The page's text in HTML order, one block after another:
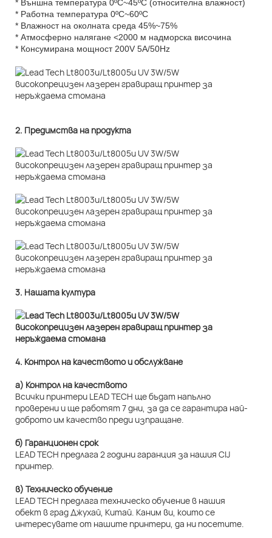
* Външна температура 0ºC~45ºC (относителна влажност)
* Работна температура 0ºC~60ºC
* Влажност на околната среда 45%~75%
* Атмосферно налягане <2000 м надморска височина
* Консумирана мощност 200V 5A/50Hz
2. Предимства на продукта
3. Нашата култура
4. Контрол на качеството и обслужване
а) Контрол на качеството
Всички принтери LEAD TECH ще бъдат напълно
проверени и ще работят 7 дни, за да се гарантира най-
доброто им качество преди изпращане.
б) Гаранционен срок
LEAD TECH предлага 2 години гаранция за нашия CIJ
принтер.
в) Техническо обучение
LEAD TECH предлага техническо обучение в нашия
обект в град Джухай, Китай. Каним ви, които се
интересувате от нашите принтери, да ни посетите.